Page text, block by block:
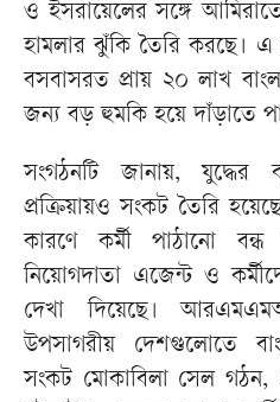
ও ইসরায়েলের সঙ্গে
হামলার ঝুঁকি তৈরি করছে। এ
বসবাসরত প্রায় ২০ লাখ
জন্য বড় হুমকি হয়ে দাঁড়াতে
সংগঠনটি জানায়, যুদ্ধের
প্রক্রিয়ায়ও সংকট তৈরি
কারণে কর্মী পাঠানো
নিয়োগদাতা এজেন্ট ও
দেখা দিয়েছে।
উপসাগরীয় দেশগুলোতে
সংকট মোকাবিলা সেল গঠন,